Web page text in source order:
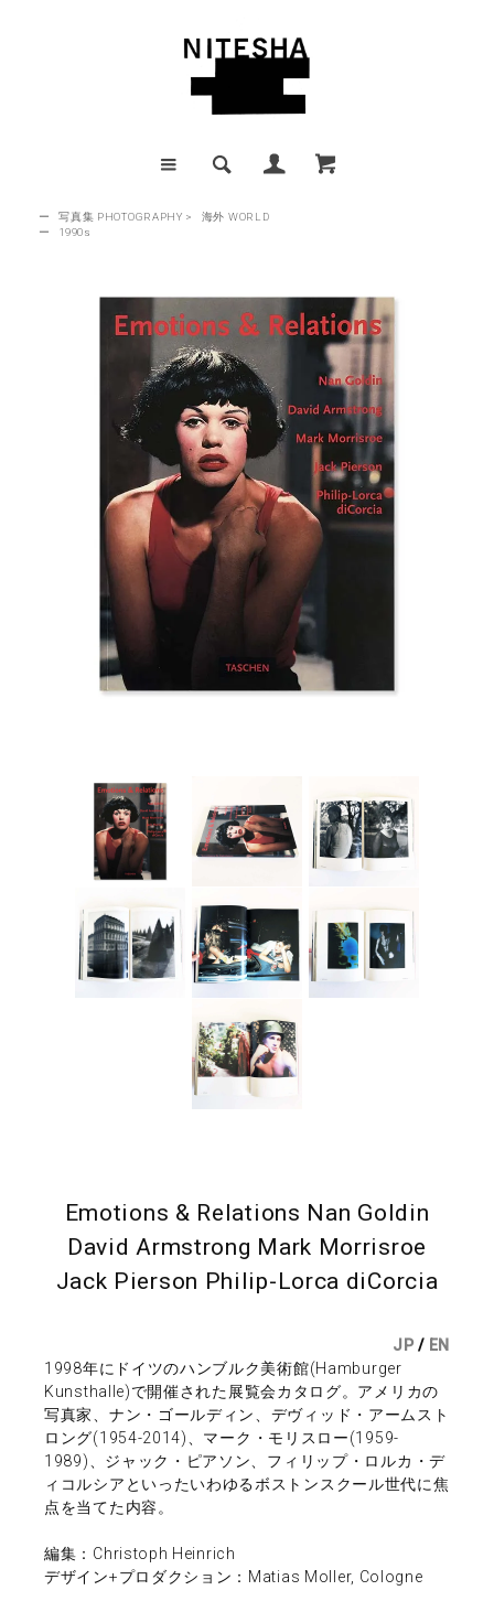
ー 写真集 PHOTOGRAPHY >
海外 WORLD
ー
1990s
Emotions & Relations Nan Goldin
David Armstrong Mark Morrisroe
Jack Pierson Philip-Lorca diCorcia
JP / EN
1998年にドイツのハンブルク美術館(Hamburger
Kunsthalle)で開催された展覧会カタログ。アメリカの
写真家、ナン・ゴールディン、デヴィッド・アームスト
ロング(1954-2014)、マーク・モリスロー(1959-
1989)、ジャック・ピアソン、フィリップ・ロルカ・デ
ィコルシアといったいわゆるボストンスクール世代に焦
点を当てた内容。
編集：Christoph Heinrich
デザイン+プロダクション：Matias Moller, Cologne